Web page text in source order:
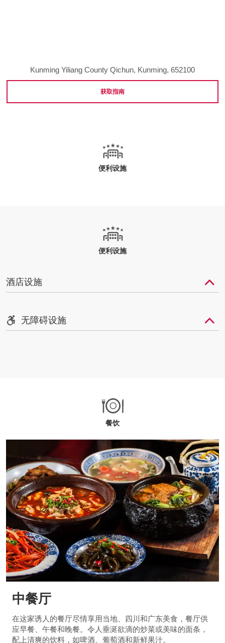
Kunming Yiliang County Qichun, Kunming, 652100
获取指南
便利设施
便利设施
酒店设施
无障碍设施
餐饮
中餐厅
在这家诱人的餐厅尽情享用当地、四川和广东美食，餐厅供
应早餐、午餐和晚餐。令人垂涎欲滴的炒菜或美味的面条，
配上清爽的饮料，如啤酒、葡萄酒和新鲜果汁。